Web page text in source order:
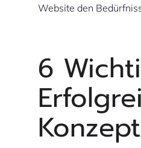
Website den
6
Konzept